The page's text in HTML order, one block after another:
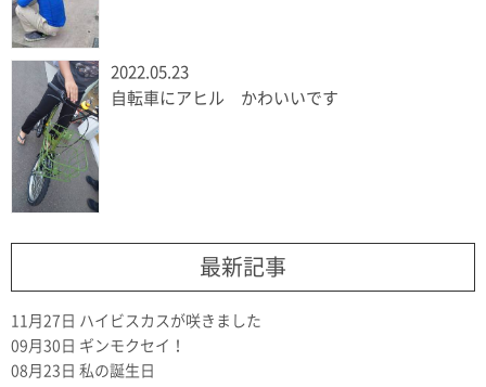
2022.05.23
自転車にアヒル かわいいです
最新記事
11月27日 ハイビスカスが咲きました
09月30日 ギンモクセイ！
08月23日 私の誕生日